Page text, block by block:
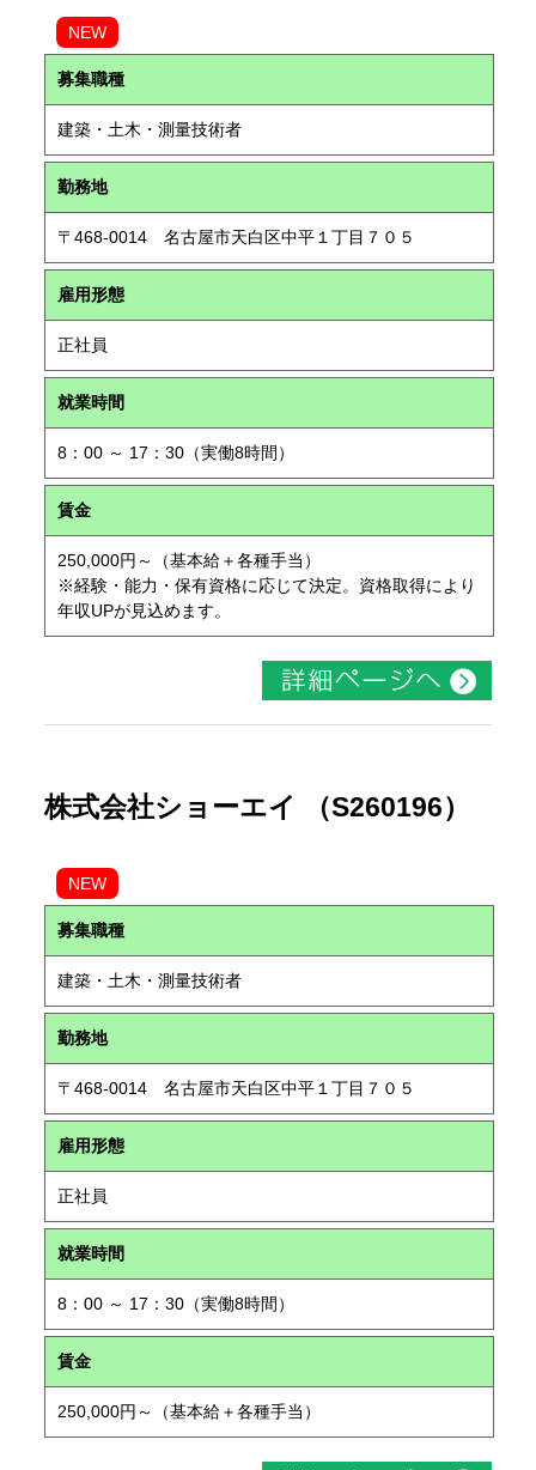
NEW
募集職種
建築・土木・測量技術者
勤務地
〒468-0014 名古屋市天白区中平１丁目７０５
雇用形態
正社員
就業時間
8：00 ～ 17：30（実働8時間）
賃金
250,000円～（基本給＋各種手当）
※経験・能力・保有資格に応じて決定。資格取得により
年収UPが見込めます。
株式会社ショーエイ （S260196）
NEW
募集職種
建築・土木・測量技術者
勤務地
〒468-0014 名古屋市天白区中平１丁目７０５
雇用形態
正社員
就業時間
8：00 ～ 17：30（実働8時間）
賃金
250,000円～（基本給＋各種手当）